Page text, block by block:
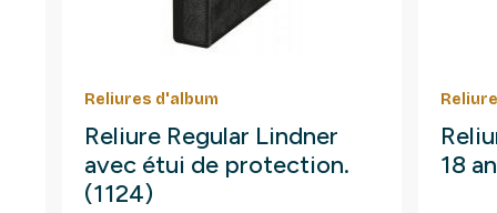
Reliures d'album
Reliure Regular Lindner
avec étui de protection.
(1124)
18